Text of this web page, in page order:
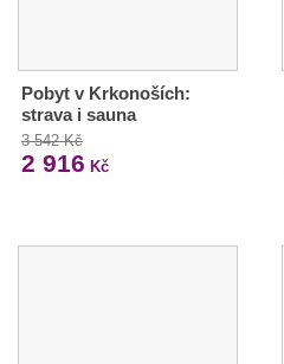
Pobyt v Krkonoších:
strava i sauna
3 542 Kč
2 916 Kč